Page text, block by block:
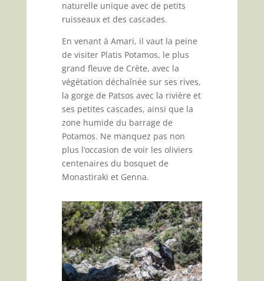
naturelle unique avec de petits
ruisseaux et des cascades.
En venant à Amari, il vaut la peine
de visiter Platis Potamos, le plus
grand fleuve de Crète, avec la
végétation déchaînée sur ses rives,
la gorge de Patsos avec la rivière et
ses petites cascades, ainsi que la
zone humide du barrage de
Potamos. Ne manquez pas non
plus l’occasion de voir les oliviers
centenaires du bosquet de
Monastiraki et Genna.